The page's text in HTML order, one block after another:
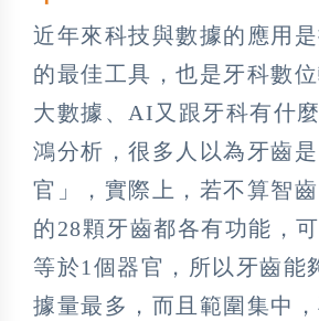
近年來科技與數據的應用
的最佳工具，也是牙科數位
大數據、AI又跟牙科有什
鴻分析，很多人以為牙齒
官」，實際上，若不算智
的28顆牙齒都各有功能，
等於1個器官，所以牙齒能
據量最多，而且範圍集中